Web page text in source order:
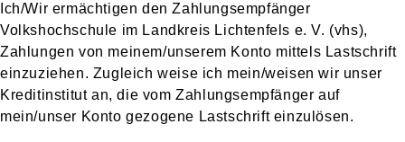
Ich/Wir ermächtigen den Zahlungsempfänger
Volkshochschule im Landkreis Lichtenfels e. V. (vhs),
Zahlungen von meinem/unserem Konto mittels Lastschrift
einzuziehen. Zugleich weise ich mein/weisen wir unser
Kreditinstitut an, die vom Zahlungsempfänger auf
mein/unser Konto gezogene Lastschrift einzulösen.